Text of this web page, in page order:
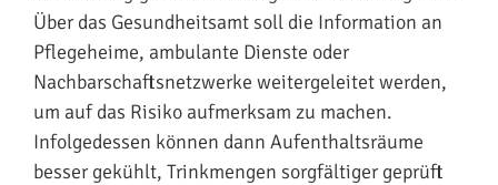
Über das Gesundheitsamt soll die Information an
Pflegeheime, ambulante Dienste oder
Nachbarschaftsnetzwerke weitergeleitet werden,
um auf das Risiko aufmerksam zu machen.
Infolgedessen können dann Aufenthaltsräume
besser gekühlt, Trinkmengen sorgfältiger geprüft